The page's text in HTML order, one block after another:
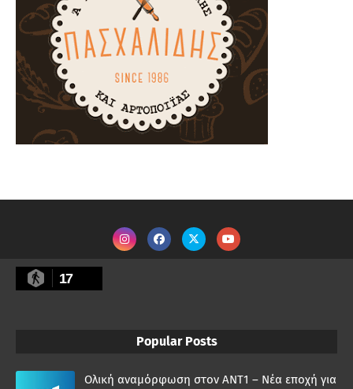
17
Popular Posts
Ολική αναμόρφωση στον ΑΝΤ1 – Νέα εποχή για